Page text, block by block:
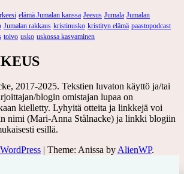
elämä Jumalan kanssa Jeesus Jumala Jumalan
Jumalan rakkaus kristinusko kristityn elämä paastopodcast
toivo usko uskossa kasvaminen
2017-2025. Tekstien luvaton käyttö ja/tai
blogin omistajan lupaa on
kielletty. Lyhyitä otteita ja linkkejä voi
nimi (Mari-Anna Stålnacke) ja linkki blogiin
esillä.
| Theme: Anissa byAlienWP.